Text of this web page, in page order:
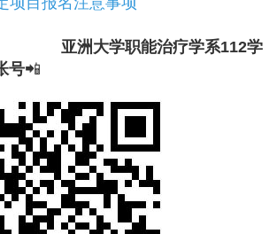
职能治疗学系112学
号📲